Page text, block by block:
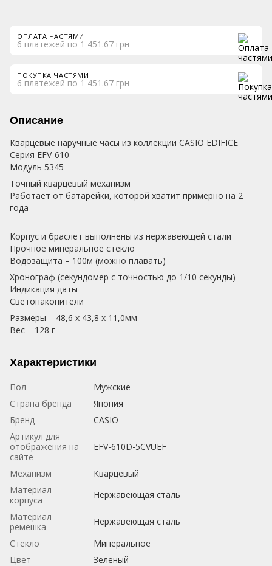
ОПЛАТА ЧАСТЯМИ
6 платежей по 1 451.67 грн
ПОКУПКА ЧАСТЯМИ
6 платежей по 1 451.67 грн
Описание
Кварцевые наручные часы из коллекции CASIO EDIFICE
Серия EFV-610
Модуль 5345
Точный кварцевый механизм
Работает от батарейки, которой хватит примерно на 2
года
Корпус и браслет выполнены из нержавеющей стали
Прочное минеральное стекло
Водозащита – 100м (можно плавать)
Хронограф (секундомер с точностью до 1/10 секунды)
Индикация даты
Светонакопители
Размеры – 48,6 x 43,8 x 11,0мм
Вес – 128 г
Характеристики
Пол
Мужские
Страна бренда
Япония
Бренд
CASIO
Артикул для
отображения на
сайте
EFV-610D-5CVUEF
Механизм
Кварцевый
Материал
корпуса
Нержавеющая сталь
Материал
ремешка
Нержавеющая сталь
Стекло
Минеральное
Цвет
Зелёный